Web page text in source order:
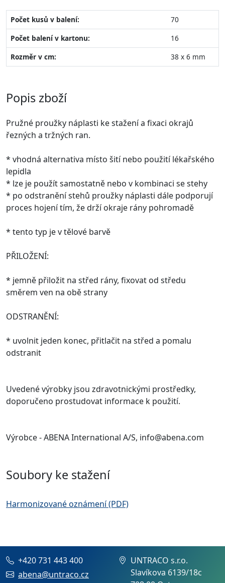
Počet kusů v balení:
70
Počet balení v kartonu:
16
Rozměr v cm:
38 x 6 mm
Popis zboží
Pružné proužky náplasti ke stažení a fixaci okrajů
řezných a tržných ran.
* vhodná alternativa místo šití nebo použití lékařského
lepidla
* lze je použít samostatně nebo v kombinaci se stehy
* po odstranění stehů proužky náplasti dále podporují
proces hojení tím, že drží okraje rány pohromadě
* tento typ je v tělové barvě
PŘILOŽENÍ:
* jemně přiložit na střed rány, fixovat od středu
směrem ven na obě strany
ODSTRANĚNÍ:
* uvolnit jeden konec, přitlačit na střed a pomalu
odstranit
Uvedené výrobky jsou zdravotnickými prostředky,
doporučeno prostudovat informace k použití.
Výrobce - ABENA International A/S, info@abena.com
Soubory ke stažení
Harmonizované oznámení (PDF)
+420 731 443 400
abena@untraco.cz
UNTRACO s.r.o.
Slavíkova 6139/18c